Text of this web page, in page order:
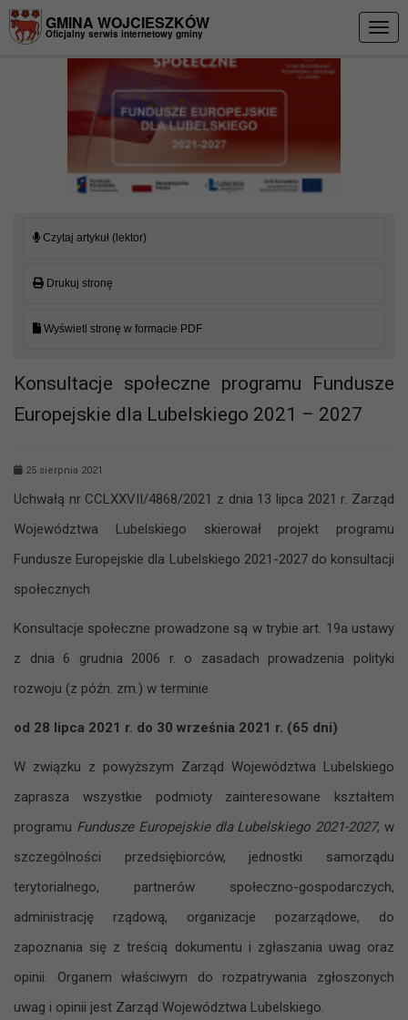
GMINA WOJCIESZKÓW
Oficjalny serwis internetowy gminy
Czytaj artykuł (lektor)
Drukuj stronę
Wyświetl stronę w formacie PDF
Konsultacje społeczne programu Fundusze
Europejskie dla Lubelskiego 2021 – 2027
25 sierpnia 2021
Uchwałą nr CCLXXVII/4868/2021 z dnia 13 lipca 2021 r. Zarząd
Województwa Lubelskiego skierował projekt programu
Fundusze Europejskie dla Lubelskiego 2021-2027 do konsultacji
społecznych
Konsultacje społeczne prowadzone są w trybie art. 19a ustawy
z dnia 6 grudnia 2006 r. o zasadach prowadzenia polityki
rozwoju (z późn. zm.) w terminie
od 28 lipca 2021 r. do 30 września 2021 r. (65 dni)
W związku z powyższym Zarząd Województwa Lubelskiego
zaprasza wszystkie podmioty zainteresowane kształtem
programu Fundusze Europejskie dla Lubelskiego 2021-2027, w
szczególności przedsiębiorców, jednostki samorządu
terytorialnego, partnerów społeczno-gospodarczych,
administrację rządową, organizacje pozarządowe, do
zapoznania się z treścią dokumentu i zgłaszania uwag oraz
opinii. Organem właściwym do rozpatrywania zgłoszonych
uwag i opinii jest Zarząd Województwa Lubelskiego.